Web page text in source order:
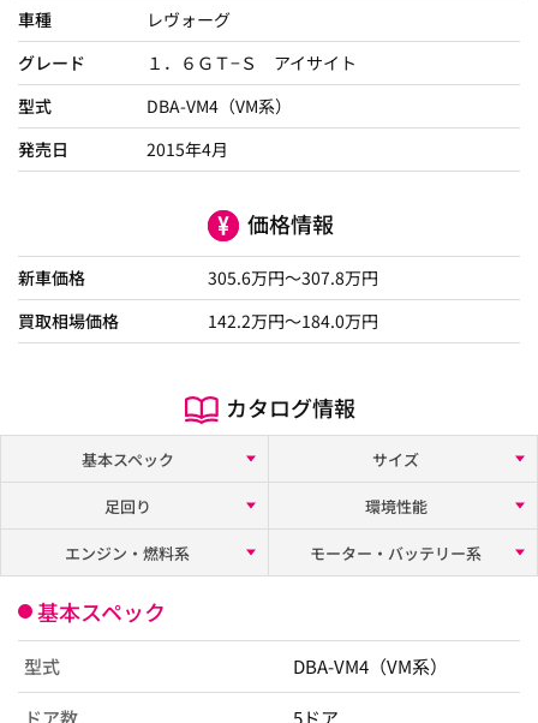
車種
レヴォーグ
グレード
１．６ＧＴ−Ｓ アイサイト
型式
DBA-VM4（VM系）
発売日
2015年4月
価格情報
新車価格 305.6万円～307.8万円
買取相場価格
142.2万円〜184.0万円
カタログ情報
基本スペック
サイズ
足回り
環境性能
エンジン・燃料系
モーター・バッテリー系
基本スペック
型式 DBA-VM4（VM系）
ドア数 5ドア